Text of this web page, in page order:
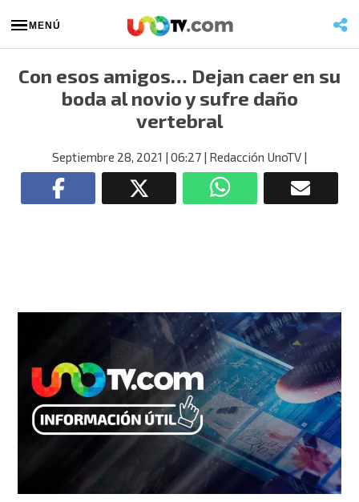
MENÚ
Con esos amigos… Dejan caer en su
boda al novio y sufre daño
vertebral
Septiembre 28, 2021 | 06:27 | Redacción UnoTV |